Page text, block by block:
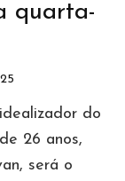
quarta-
do
26 anos,
será o